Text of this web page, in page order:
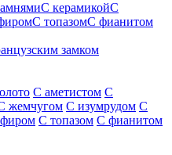
С керамикойС
С топазомС фианитом
замком
С аметистом С
жемчугом С изумрудом С
С топазом С фианитом